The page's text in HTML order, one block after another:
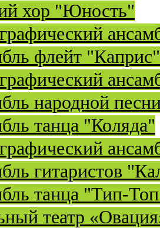
хор "Юность"
флейт "Каприс"
народной
танца "Коляда"
гитаристов
танца "Тип-
театр